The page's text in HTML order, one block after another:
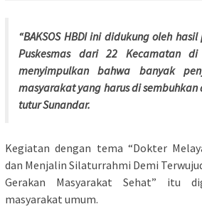
“BAKSOS HBDI ini didukung oleh
Puskesmas dari 22 Kecamatan
menyimpulkan bahwa banyak
masyarakat yang harus di sembuhkan
tutur Sunandar.
Kegiatan dengan tema “Dokter
dan Menjalin Silaturrahmi Demi
Gerakan Masyarakat Sehat” itu
masyarakat umum.